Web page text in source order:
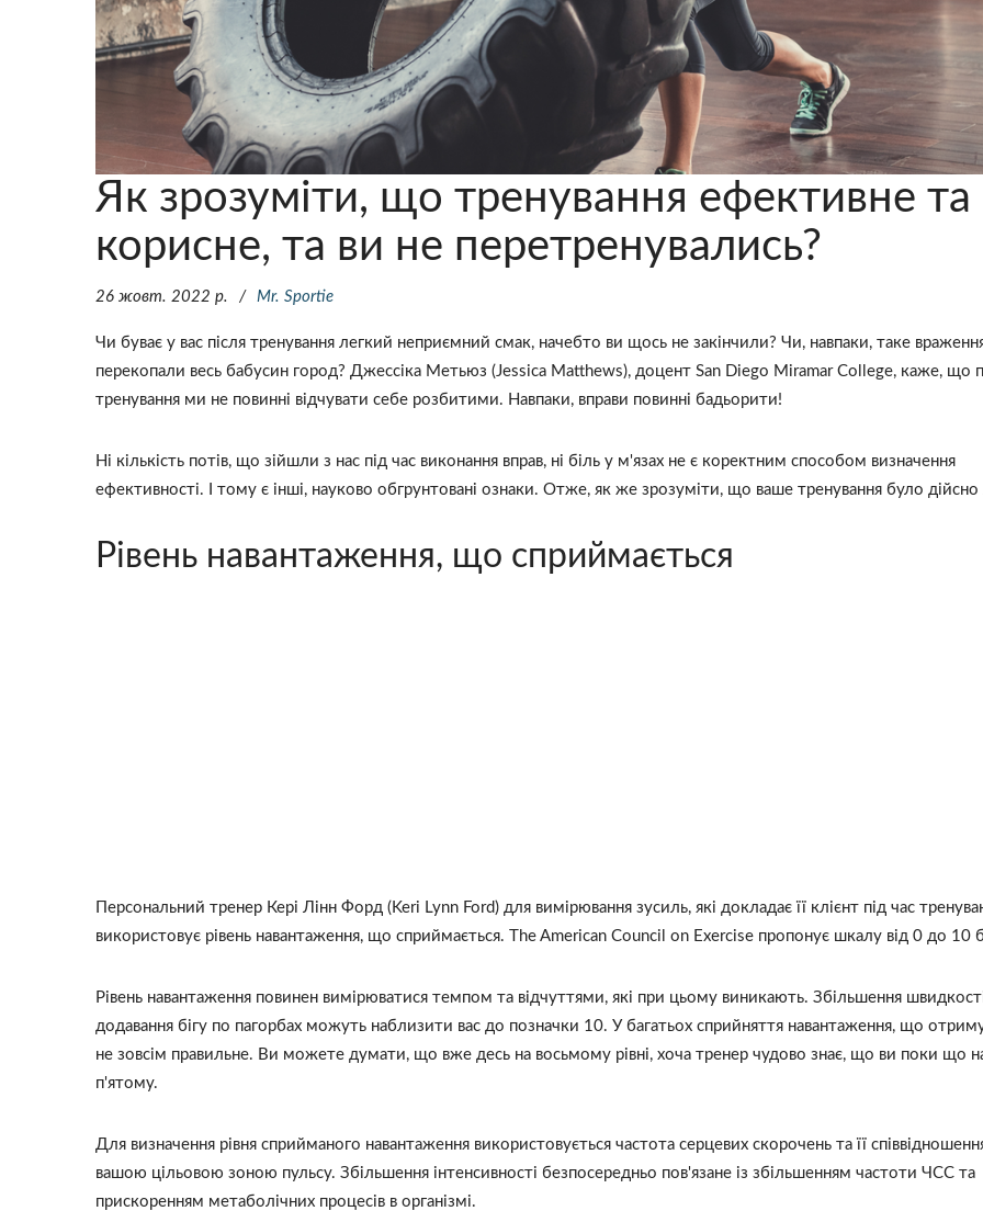
Як зрозуміти, що тренування ефективне та
корисне, та ви не перетренувались?
26 жовт. 2022 р. Mr. Sportie
Чи буває у вас після тренування легкий неприємний смак, начебто ви щось не закінчили? Чи, навпаки, таке
перекопали весь бабусин город? Джессіка Метьюз (Jessica Matthews), доцент San Diego Miramar College, каже, що
тренування ми не повинні відчувати себе розбитими. Навпаки, вправи повинні бадьорити!
Ні кількість потів, що зійшли з нас під час виконання вправ, ні біль у м'язах не є коректним способом визначення
ефективності. І тому є інші, науково обгрунтовані ознаки. Отже, як же зрозуміти, що ваше тренування було дійсно
Рівень навантаження, що сприймається
Персональний тренер Кері Лінн Форд (Keri Lynn Ford) для вимірювання зусиль, які докладає її клієнт під час
використовує рівень навантаження, що сприймається. The American Council on Exercise пропонує шкалу від 0 до 10
Рівень навантаження повинен вимірюватися темпом та відчуттями, які при цьому виникають. Збільшення
додавання бігу по пагорбах можуть наблизити вас до позначки 10. У багатьох сприйняття навантаження, що
не зовсім правильне. Ви можете думати, що вже десь на восьмому рівні, хоча тренер чудово знає, що ви поки що
п'ятому.
Для визначення рівня сприйманого навантаження використовується частота серцевих скорочень та її
вашою цільовою зоною пульсу. Збільшення інтенсивності безпосередньо пов'язане із збільшенням частоти ЧСС та
прискоренням метаболічних процесів в організмі.